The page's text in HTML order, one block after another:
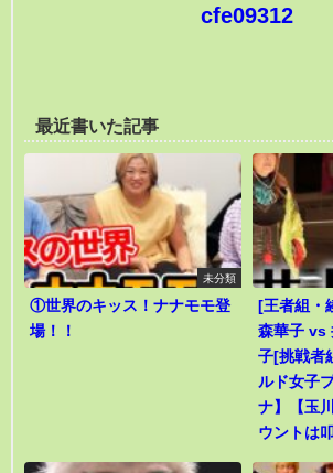
cfe09312
最近書いた記事
未分類
①世界のキッス！ナナモモ登
場！！
[王者組・
森華子 vs
子[挑戦者
ルド女子
ナ】【玉
ウントは